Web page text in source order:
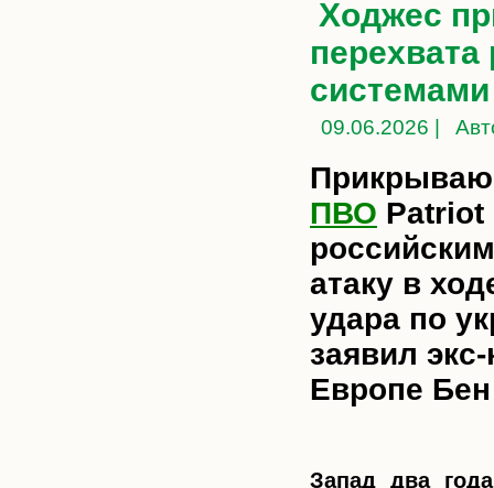
Ходжес
перехвата
09.06.2026 |
ПВО Patriot
атаку в
удара по
заявил
Европе
Запад два